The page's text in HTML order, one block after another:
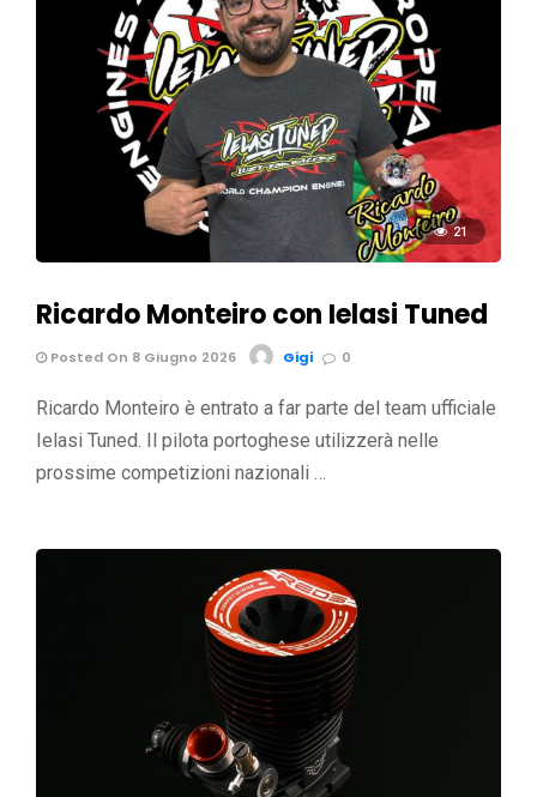
21
Ricardo Monteiro con Ielasi Tuned
Posted On 8 Giugno 2026 Gigi 0
Ricardo Monteiro è entrato a far parte del team ufficiale
Ielasi Tuned. Il pilota portoghese utilizzerà nelle
prossime competizioni nazionali …